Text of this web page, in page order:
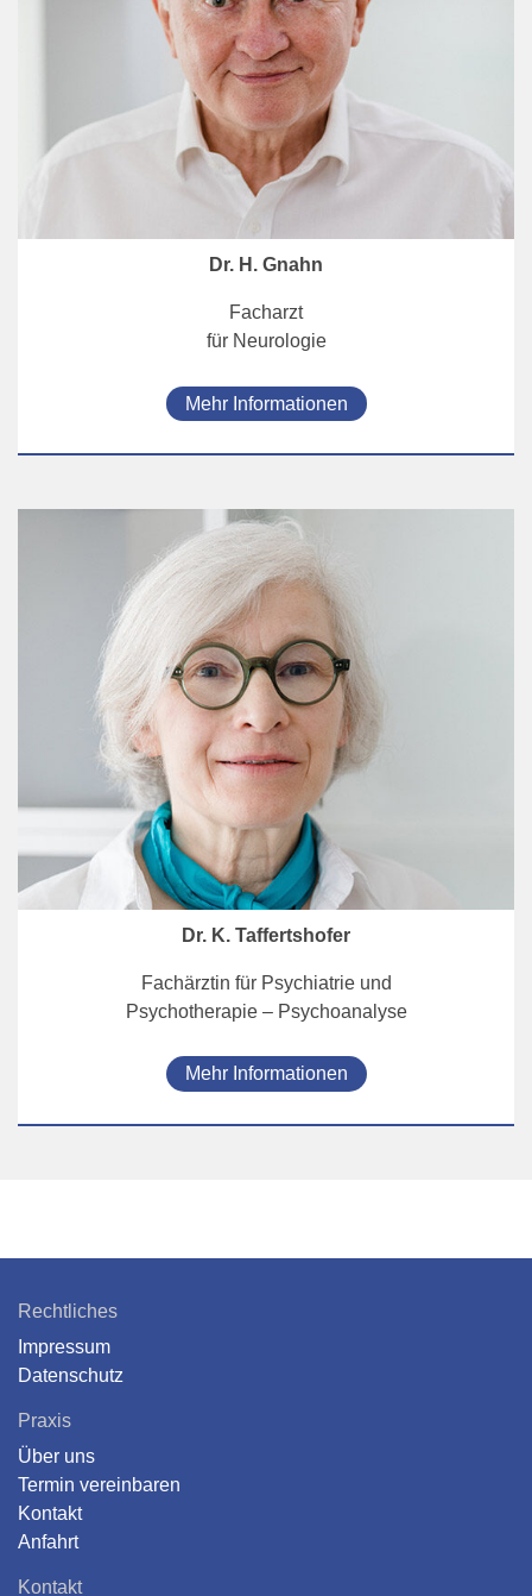
Dr. H. Gnahn
Facharzt
für Neurologie
Mehr Informationen
Dr. K. Taffertshofer
Fachärztin für Psychiatrie und
Psychotherapie – Psychoanalyse
Mehr Informationen
Rechtliches
Impressum
Datenschutz
Praxis
Über uns
Termin vereinbaren
Kontakt
Anfahrt
Kontakt